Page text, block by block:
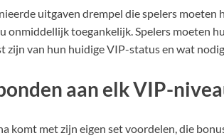
uitgaven drempel die spelers moeten
onmiddellijk toegankelijk. Spelers moeten
zijn van hun huidige VIP-status en wat
aan elk VIP-
komt met zijn eigen set voordelen, die